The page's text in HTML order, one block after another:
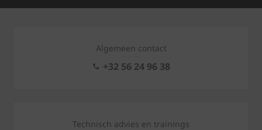
Algemeen contact
+32 56 24 96 38
Technisch advies en trainings